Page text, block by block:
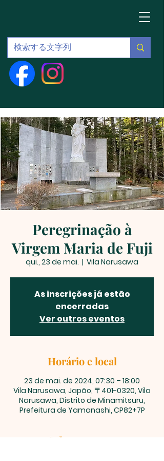
Peregrinação à
Virgem Maria de Fuji
qui., 23 de mai.
  |
Vila Narusawa
As inscrições já estão
encerradas
Ver outros eventos
Horário e local
23 de mai. de 2024, 07:30 – 18:00
Vila Narusawa, Japão, 〒401-0320, Vila
Narusawa, Distrito de Minamitsuru,
Prefeitura de Yamanashi, CP82+7P
Sobre o evento